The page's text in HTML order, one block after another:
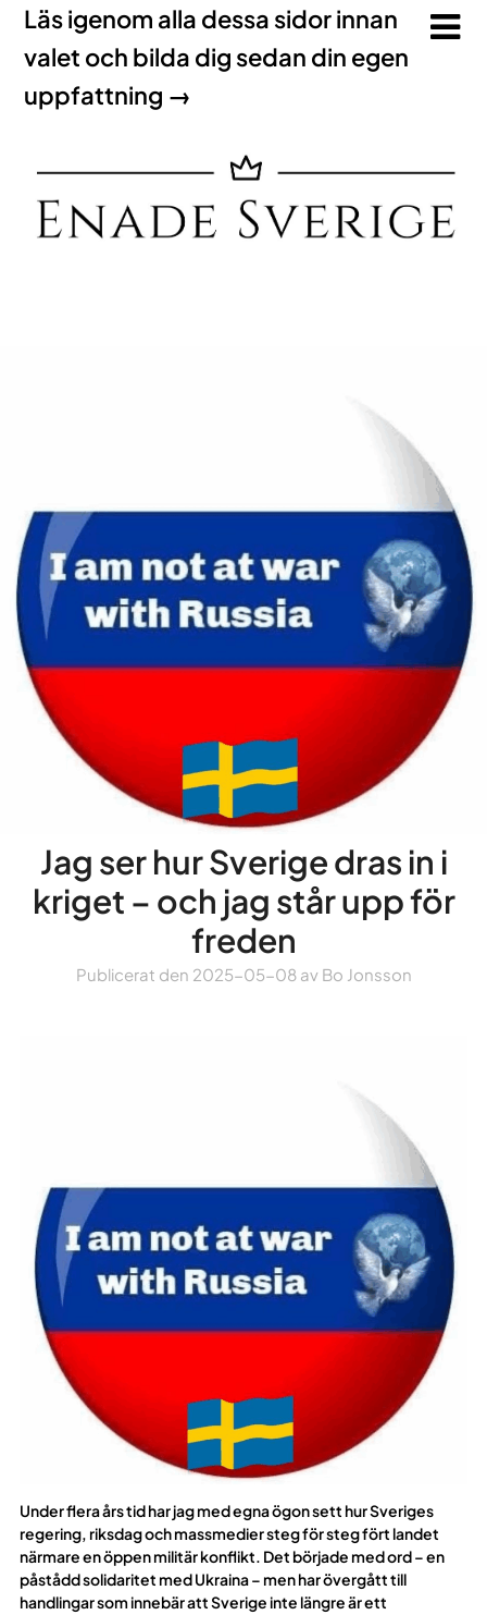
Läs igenom alla dessa sidor innan
valet och bilda dig sedan din egen
uppfattning →
Jag ser hur Sverige dras in i
kriget – och jag står upp för
freden
Publicerat den 2025-05-08av Bo Jonsson
Under flera års tid har jag med egna ögon sett hur Sveriges
regering, riksdag och massmedier steg för steg fört landet
närmare en öppen militär konflikt. Det började med ord – en
påstådd solidaritet med Ukraina – men har övergått till
handlingar som innebär att Sverige inte längre är ett